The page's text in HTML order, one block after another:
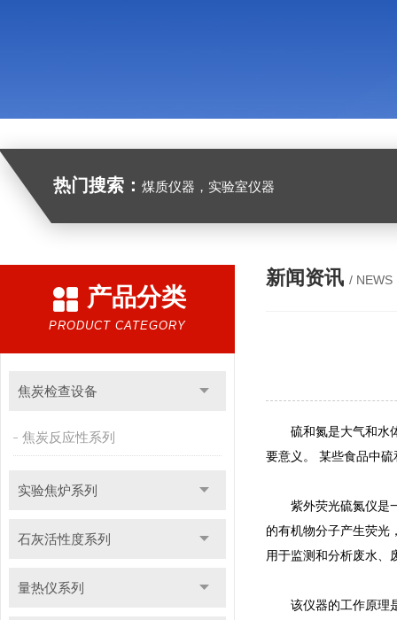
热门搜索： 煤质仪器，实验室仪器
产品分类
PRODUCT CATEGORY
焦炭检查设备
焦炭反应性系列
实验焦炉系列
石灰活性度系列
量热仪系列
新闻资讯 / NEWS
硫和氮是大气和水体
要意义。 某些食品中
紫外荧光硫氮仪是一
的有机物分子产生荧光
用于监测和分析废水、
该仪器的工作原理是